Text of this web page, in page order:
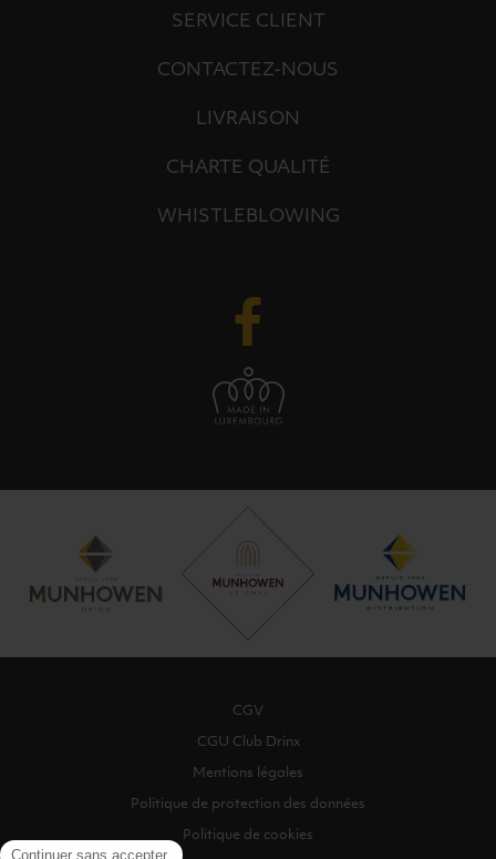
SERVICE CLIENT
CONTACTEZ-NOUS
LIVRAISON
CHARTE QUALITÉ
WHISTLEBLOWING
CGV
CGU Club Drinx
Mentions légales
Politique de protection des données
Politique de cookies